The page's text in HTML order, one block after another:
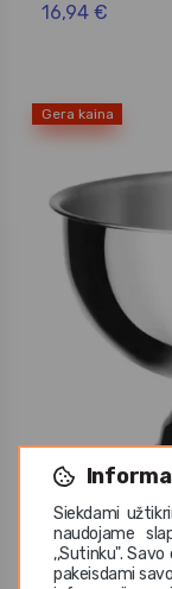
Siekdami
naudojame
,,Sutinku".
pakeisdami
16,94 €
Gera kaina
Hendi
Indas